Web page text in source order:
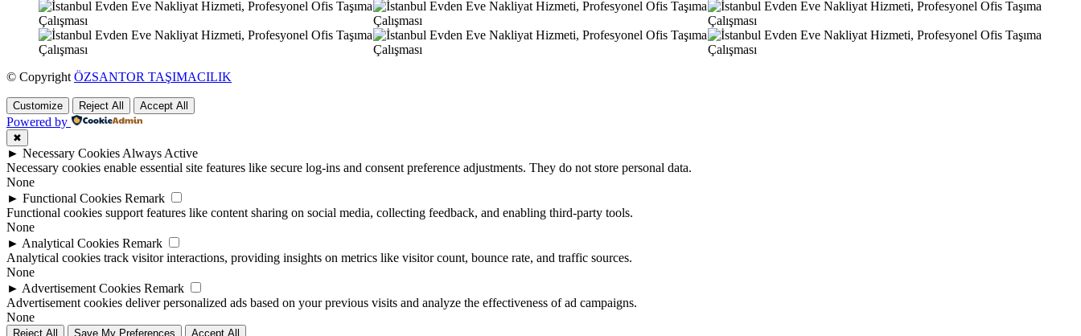
© Copyright ÖZSANTOR TAŞIMACILIK
Customize Reject All Accept All
Powered by
✖
► Necessary Cookies Always Active
Necessary cookies enable essential site features like secure log-ins and consent preference adjustments. They do not store personal data.
None
► Functional Cookies Remark
Functional cookies support features like content sharing on social media, collecting feedback, and enabling third-party tools.
None
► Analytical Cookies Remark
Analytical cookies track visitor interactions, providing insights on metrics like visitor count, bounce rate, and traffic sources.
None
► Advertisement Cookies Remark
Advertisement cookies deliver personalized ads based on your previous visits and analyze the effectiveness of ad campaigns.
None
Reject All Save My Preferences Accept All